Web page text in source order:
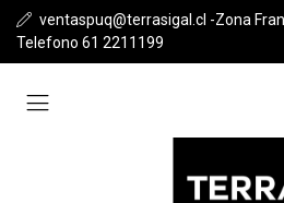
ventaspuq@terrasigal.cl -Zona
Telefono 61 2211199